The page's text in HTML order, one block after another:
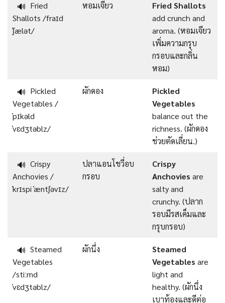
🔊 Fried
Shallots /fraɪd
ˈʃælət/
หอมเจียว
Fried Shallots
add crunch and
aroma. (หอมเจียว
เพิ่มความกรุบ
กรอบและกลิ่น
หอม)
🔊 Pickled
Vegetables /
ˈpɪkəld
ˈvɛdʒtəblz/
ผักดอง
Pickled
Vegetables
balance out the
richness. (ผักดอง
ช่วยตัดเลี่ยน.)
🔊 Crispy
Anchovies /
ˈkrɪspi ˈæntʃəvɪz/
ปลาแอนโชวี่อบ
กรอบ
Crispy
Anchovies are
salty and
crunchy. (ปลาก
รอบมีรสเค็มและ
กรุบกรอบ)
🔊 Steamed
Vegetables
/stiːmd
ˈvɛdʒtəblz/
ผักนึ่ง
Steamed
Vegetables are
light and
healthy. (ผักนึ่ง
เบาท้องและดีต่อ